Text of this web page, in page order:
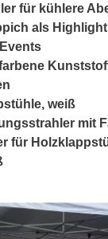
für kühlere
als
weiß
mit
für